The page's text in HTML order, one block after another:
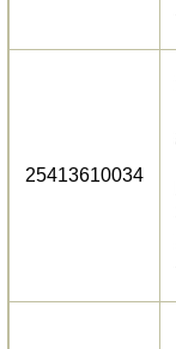
25413610034